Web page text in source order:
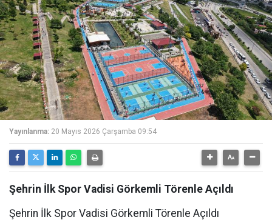
Yayınlanma: 20 Mayıs 2026 Çarşamba 09:54
Şehrin İlk Spor Vadisi Görkemli Törenle Açıldı
Şehrin İlk Spor Vadisi Görkemli Törenle Açıldı